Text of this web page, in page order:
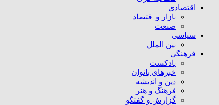
اقتصادی
بازار و اقتصاد
صنعت
سیاسی
بین الملل
فرهنگی
پادکست
خبرهای بانوان
دین و اندیشه
فرهنگ و هنر
گزارش و گفتگو